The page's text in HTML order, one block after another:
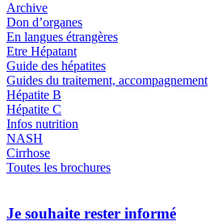
Archive
Don d’organes
En langues étrangères
Etre Hépatant
Guide des hépatites
Guides du traitement, accompagnement
Hépatite B
Hépatite C
Infos nutrition
NASH
Cirrhose
Toutes les brochures
Je souhaite rester informé